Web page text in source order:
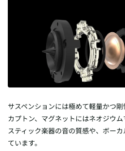
サスペンションには極めて軽量かつ剛
カプトン、マグネットにはネオジウ
スティック楽器の音の質感や、ボー
ています。